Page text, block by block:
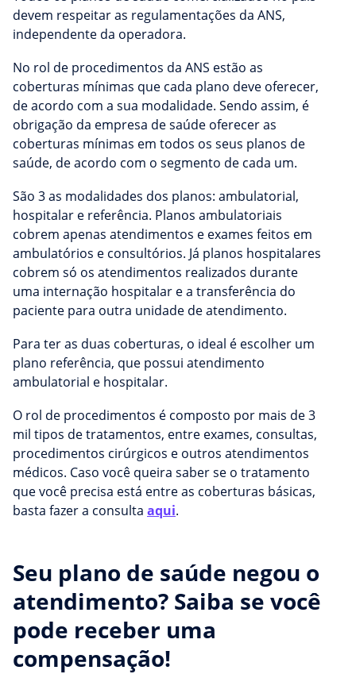
devem respeitar as regulamentações da ANS,
independente da operadora.
No rol de procedimentos da ANS estão as
coberturas mínimas que cada plano deve oferecer,
de acordo com a sua modalidade. Sendo assim, é
obrigação da empresa de saúde oferecer as
coberturas mínimas em todos os seus planos de
saúde, de acordo com o segmento de cada um.
São 3 as modalidades dos planos: ambulatorial,
hospitalar e referência. Planos ambulatoriais
cobrem apenas atendimentos e exames feitos em
ambulatórios e consultórios. Já planos hospitalares
cobrem só os atendimentos realizados durante
uma internação hospitalar e a transferência do
paciente para outra unidade de atendimento.
Para ter as duas coberturas, o ideal é escolher um
plano referência, que possui atendimento
ambulatorial e hospitalar.
O rol de procedimentos é composto por mais de 3
mil tipos de tratamentos, entre exames, consultas,
procedimentos cirúrgicos e outros atendimentos
médicos. Caso você queira saber se o tratamento
que você precisa está entre as coberturas básicas,
basta fazer a consulta aqui.
Seu plano de saúde negou o
atendimento? Saiba se você
pode receber uma
compensação!